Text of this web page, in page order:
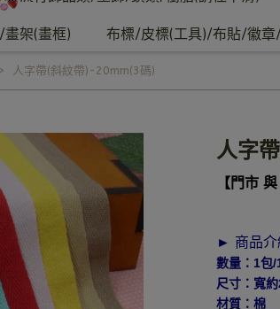
架(畫框) 布標/皮標(工具)/布貼/徽章
人字帶(斜紋帶)-20mm(3碼)
人字
【門市
► 商品介
數量：1包/
尺寸：寬
材質：棉